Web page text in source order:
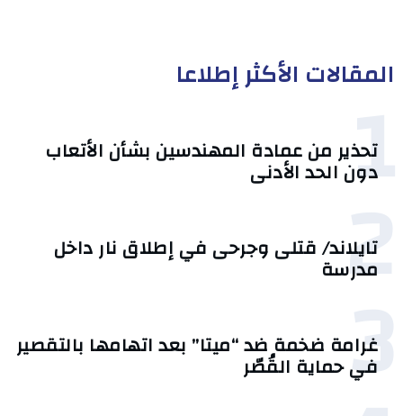
المقالات الأكثر إطلاعا
1
تحذير من عمادة المهندسين بشأن الأتعاب
دون الحد الأدنى
2
تايلاند/ قتلى وجرحى في إطلاق نار داخل
مدرسة
3
غرامة ضخمة ضد “ميتا” بعد اتهامها بالتقصير
في حماية القُصّر